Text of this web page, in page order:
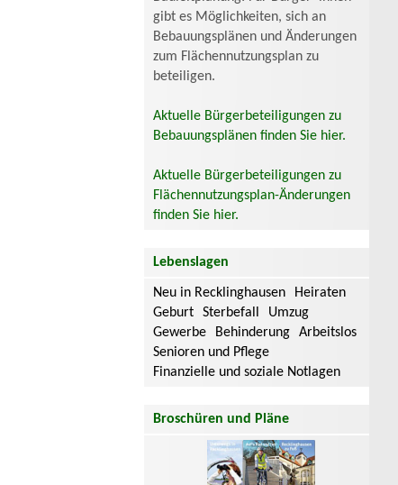
gibt es Möglichkeiten, sich an
Bebauungsplänen und Änderungen
zum Flächennutzungsplan zu
beteiligen.
Aktuelle Bürgerbeteiligungen zu
Bebauungsplänen finden Sie hier.
Aktuelle Bürgerbeteiligungen zu
Flächennutzungsplan-Änderungen
finden Sie hier.
Lebenslagen
Neu in Recklinghausen
Heiraten
Geburt
Sterbefall
Umzug
Gewerbe
Behinderung
Arbeitslos
Senioren und Pflege
Finanzielle und soziale Notlagen
Broschüren und Pläne